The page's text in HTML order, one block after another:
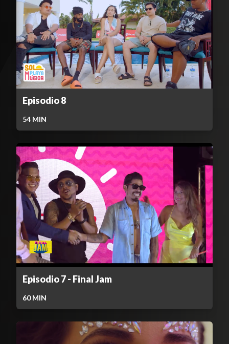
Episodio 8
54 MIN
Episodio 7 - Final Jam
60MIN